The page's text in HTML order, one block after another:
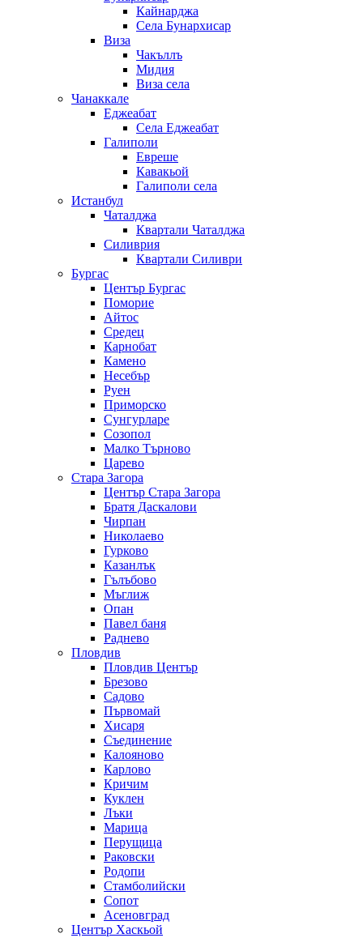
Кайнарджа
Села Бунархисар
Виза
Чакъллъ
Мидия
Виза села
Чанаккале
Еджеабат
Села Еджеабат
Галиполи
Евреше
Кавакьой
Галиполи села
Истанбул
Чаталджа
Квартали Чаталджа
Силиврия
Квартали Силиври
Бургас
Център Бургас
Поморие
Айтос
Средец
Карнобат
Камено
Несебър
Руен
Приморско
Сунгурларе
Созопол
Малко Търново
Царево
Стара Загора
Център Стара Загора
Братя Даскалови
Чирпан
Николаево
Гурково
Казанлък
Гълъбово
Мъглиж
Опан
Павел баня
Раднево
Пловдив
Пловдив Център
Брезово
Садово
Първомай
Хисаря
Съединение
Калояново
Карлово
Кричим
Куклен
Лъки
Марица
Перущица
Раковски
Родопи
Стамболийски
Сопот
Асеновград
Център Хаскьой